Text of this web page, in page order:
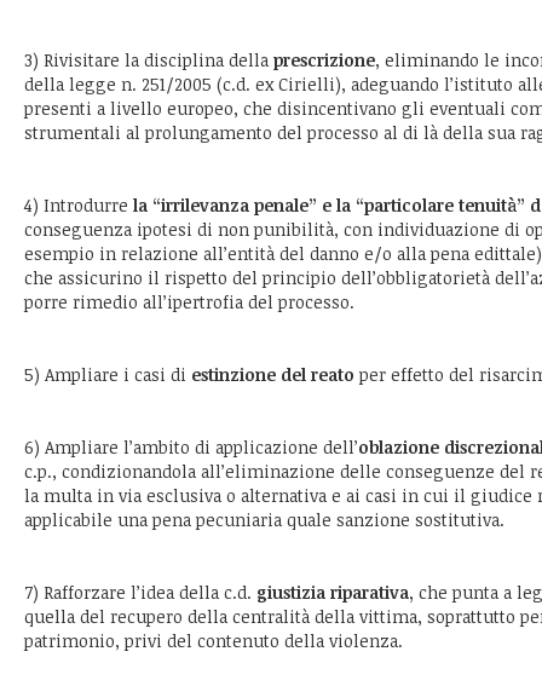
3) Rivisitare la disciplina della prescrizione, eliminando le
della legge n. 251/2005 (c.d. ex Cirielli), adeguando l’istituto
presenti a livello europeo, che disincentivano gli eventuali
strumentali al prolungamento del processo al di là della sua
4) Introdurre la “irrilevanza penale” e la “particolare tenuità”
conseguenza ipotesi di non punibilità, con individuazione di
esempio in relazione all’entità del danno e/o alla pena
che assicurino il rispetto del principio dell’obbligatorietà
porre rimedio all’ipertrofia del processo.
5) Ampliare i casi di estinzione del reato per effetto del
6) Ampliare l’ambito di applicazione dell’oblazione
c.p., condizionandola all’eliminazione delle conseguenze del
la multa in via esclusiva o alternativa e ai casi in cui il giudice
applicabile una pena pecuniaria quale sanzione sostitutiva.
7) Rafforzare l’idea della c.d. giustizia riparativa, che punta a
quella del recupero della centralità della vittima, soprattutto
patrimonio, privi del contenuto della violenza.